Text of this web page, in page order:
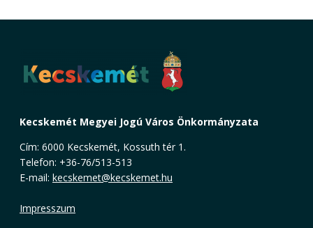
Kecskemét Megyei Jogú Város Önkormányzata
Cím: 6000 Kecskemét, Kossuth tér 1.
Telefon: +36-76/513-513
E-mail: kecskemet@kecskemet.hu
Impresszum